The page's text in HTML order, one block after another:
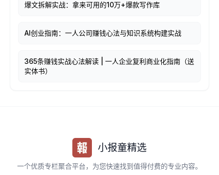
爆文拆解实战：拿来可用的10万+爆款写作库
AI创业指南：一人公司赚钱心法与知识系统构建实战
365条赚钱实战心法解读 | 一人企业复利商业化指南（送
实体书）
小报童精选
一个优质专栏聚合平台，为您快速找到值得付费的专业内容。